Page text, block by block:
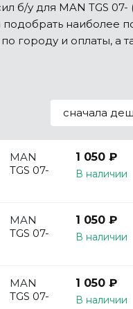
б/у для MAN TGS
наиболее
городу и оплаты, а
сначала
MAN
TGS 07-
1 050 ₽
В наличии
MAN
TGS 07-
1 050 ₽
В наличии
MAN
TGS 07-
1 050 ₽
В наличии